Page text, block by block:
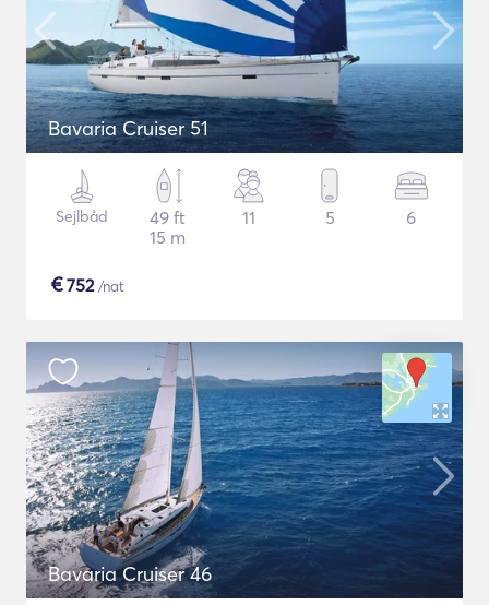
Bavaria Cruiser 51
Sejlbåd
49 ft
15 m
11 5 6
€752/nat
Bavaria Cruiser 46